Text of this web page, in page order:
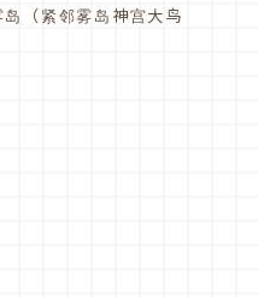
（紧邻雾岛神宫大鸟